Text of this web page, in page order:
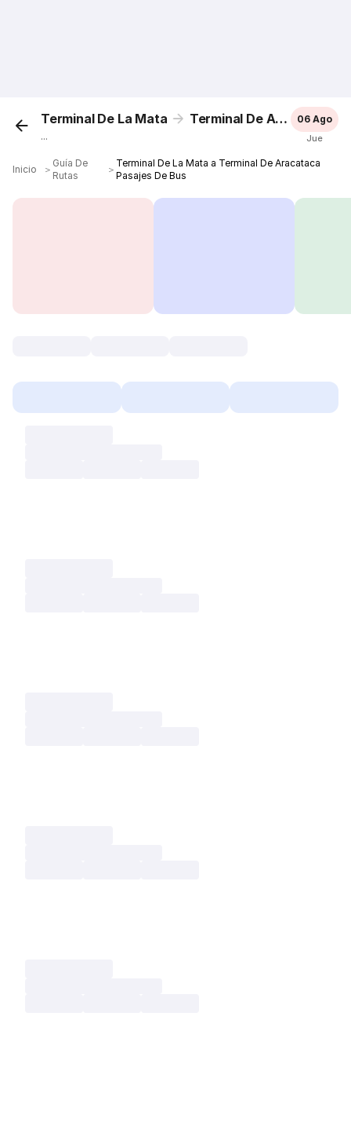
Terminal De La Mata Terminal De Aracataca
...
06 Ago
Jue
Inicio ＞
Guía De
Rutas
＞
Terminal De La Mata a Terminal De Aracataca
Pasajes De Bus